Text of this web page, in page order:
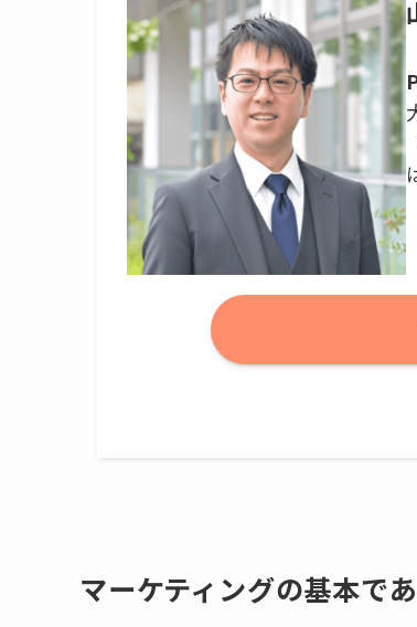
マーケティングの基本で